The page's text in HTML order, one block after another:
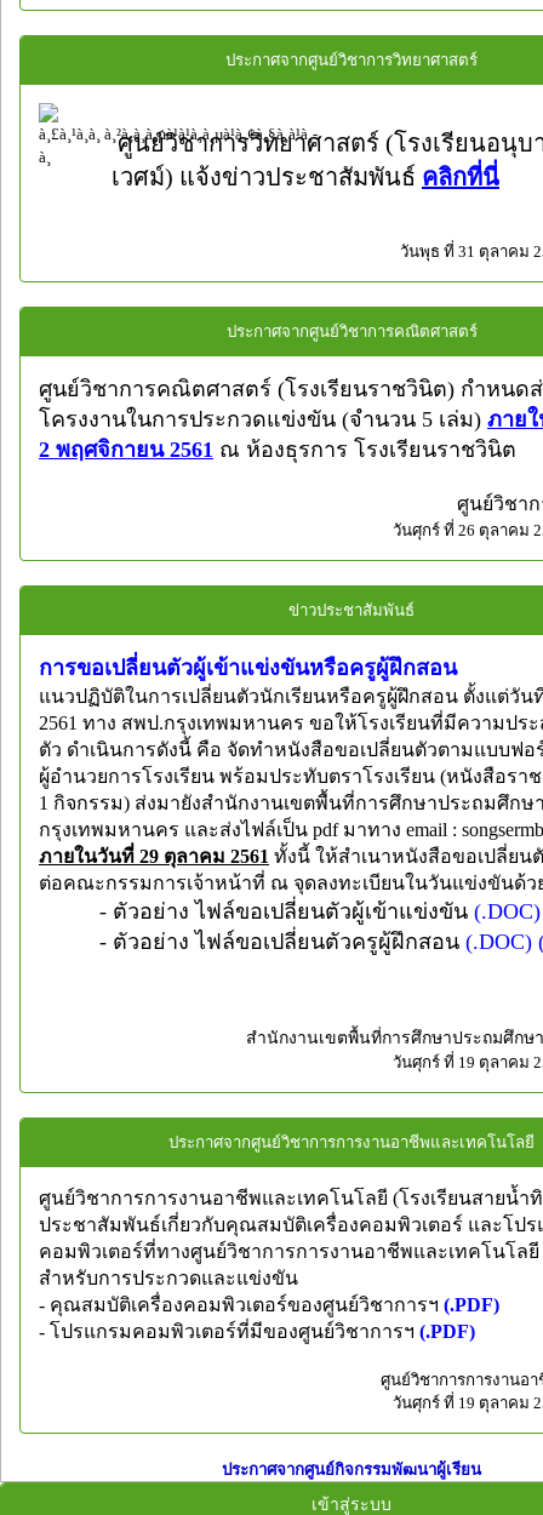
ประกาศจากศูนย์วิชาการวิทยาศาสตร์
ศูนย์วิชาการวิทยาศาสตร์ (โรงเรียนอนุบ
เวศม์) แจ้งข่าวประชาสัมพันธ์ คลิกที่นี่
วันพุธ ที่ 31 ตุลาคม
ประกาศจากศูนย์วิชาการคณิตศาสตร์
ศูนย์วิชาการคณิตศาสตร์ (โรงเรียนราชวินิต) กำหนดส่
โครงงานในการประกวดแข่งขัน (จำนวน 5 เล่ม) ภาย
2 พฤศจิกายน 2561 ณ ห้องธุรการ โรงเรียนราชวินิต
ศูนย์วิชา
วันศุกร์ ที่ 26 ตุลาคม
ข่าวประชาสัมพันธ์
การขอเปลี่ยนตัวผู้เข้าแข่งขันหรือครูผู้ฝึกสอน
แนวปฏิบัติในการเปลี่ยนตัวนักเรียนหรือครูผู้ฝึกสอน ตั้งแต่วัน
2561 ทาง สพป.กรุงเทพมหานคร ขอให้โรงเรียนที่มีความปร
ตัว ดำเนินการดังนี้ คือ จัดทำหนังสือขอเปลี่ยนตัวตามแบบฟอ
ผู้อำนวยการโรงเรียน พร้อมประทับตราโรงเรียน (หนังสือราช
1 กิจกรรม) ส่งมายังสำนักงานเขตพื้นที่การศึกษาประถมศึกษ
กรุงเทพมหานคร และส่งไฟล์เป็น pdf มาทาง email :
ภายในวันที่ 29 ตุลาคม 2561 ทั้งนี้ ให้สำเนาหนังสือขอเปลี่ยน
ต่อคณะกรรมการเจ้าหน้าที่ ณ จุดลงทะเบียนในวันแข่งขันด้ว
- ตัวอย่าง ไฟล์ขอเปลี่ยนตัวผู้เข้าแข่งขัน (.DOC)
- ตัวอย่าง ไฟล์ขอเปลี่ยนตัวครูผู้ฝึกสอน (.DOC)
สำนักงานเขตพื้นที่การศึกษาประถมศึกษ
วันศุกร์ ที่ 19 ตุลาคม
ประกาศจากศูนย์วิชาการการงานอาชีพและเทคโนโลยี
ศูนย์วิชาการการงานอาชีพและเทคโนโลยี (โรงเรียนสายน้ำ
ประชาสัมพันธ์เกี่ยวกับคุณสมบัติเครื่องคอมพิวเตอร์ และโปร
คอมพิวเตอร์ที่ทางศูนย์วิชาการการงานอาชีพและเทคโนโลยี
สำหรับการประกวดและแข่งขัน
- คุณสมบัติเครื่องคอมพิวเตอร์ของศูนย์วิชาการฯ (.PDF)
- โปรแกรมคอมพิวเตอร์ที่มีของศูนย์วิชาการฯ (.PDF)
ศูนย์วิชาการการงานอ
วันศุกร์ ที่ 19 ตุลาคม
ประกาศจากศูนย์กิจกรรมพัฒนาผู้เรียน
เข้าสู่ระบบ